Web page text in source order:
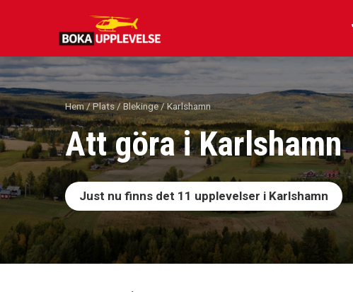
Hem/Plats/ Blekinge/ Karlshamn
Att göra i Karlshamn
Just nu finns det 11 upplevelser i Karlshamn